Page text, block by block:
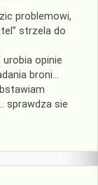
problemowi,
strzela do
opinie
broni…
sprawdza sie